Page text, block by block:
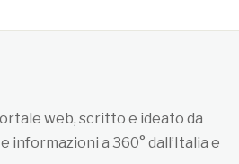
web, scritto e ideato da
informazioni a 360° dall’Italia e